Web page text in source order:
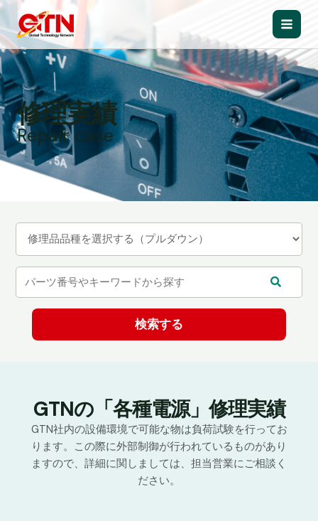
内
容
を
ス
キ
ッ
プ
Main
修理実績
Repair case
GTNの「各種電源」修理実績
GTN社内の設備環境で可能な物は負荷試験を行ってお
ります。この際に外部制御が行われているものがあり
ますので、詳細に関しましては、担当営業にご相談く
ださい。